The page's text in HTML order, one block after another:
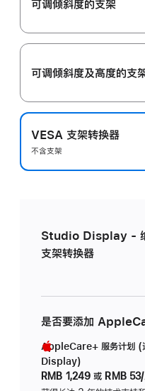
可调倾斜度的支架
可调倾斜度及高‍度的支‍
VESA 支架转换器
不含支架
Studio Display -
支架转换器
是否要添加
AppleCare+ 服务计划 (
Display)
RMB 1,249 或 RMB